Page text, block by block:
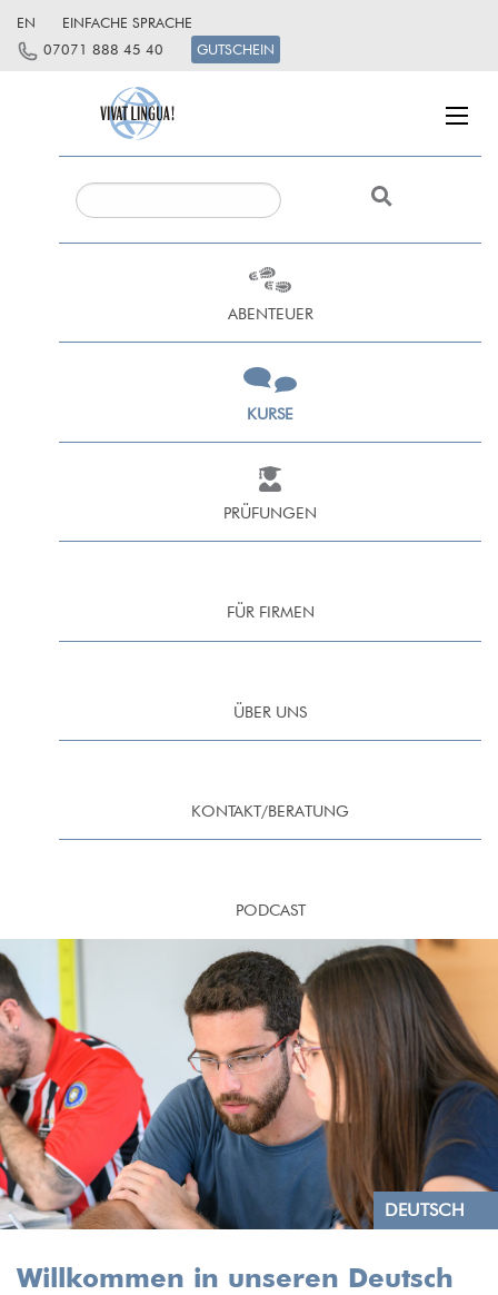
EN
EINFACHE SPRACHE
07071 888 45 40
GUTSCHEIN
ABENTEUER
KURSE
PRÜFUNGEN
FÜR FIRMEN
ÜBER UNS
KONTAKT/BERATUNG
PODCAST
DEUTSCH
Willkommen in unseren Deutsch